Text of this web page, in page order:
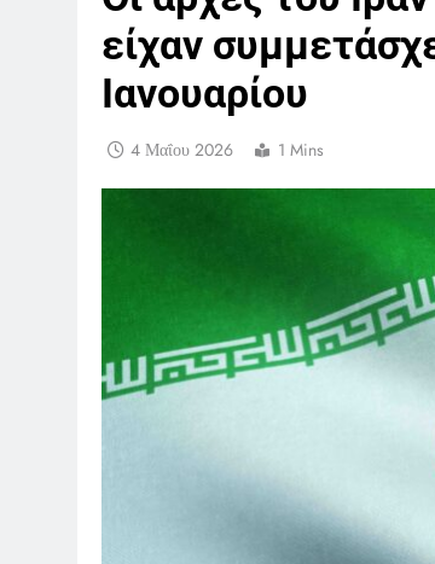
είχαν
Ιανουαρίου
4 Μαΐου 2026 1 Mins